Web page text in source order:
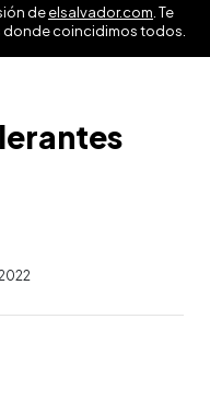
deelsalvador.com . Te
donde coincidimos todos.